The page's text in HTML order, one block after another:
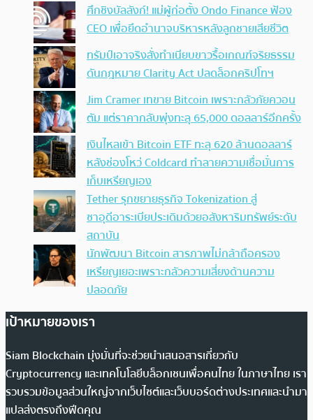
ศึกชิงบัลลังก์! แม่ผู้ก่อตั้ง Ondo Finance ฟ้อง
CEO เพื่อยึดอำนาจบริหารหลังลูกชายเสียชีวิต
ทรัมป์เอาจริง สั่งทำเนียบขาวรื้อเกณฑ์จริยธรรม
ดันกฎหมาย Clarity Act ปลดล็อกคริปโทฯ
Jim Cramer เทขาย Bitcoin เพราะกลัวภัยควอน
ตัม แต่ราคากลับพุ่งทะลุ 65,000 ดอลลาร์อีกครั้ง
เงินไหลเข้า Bitcoin ETF ทะลุ 620 ล้านดอลลาร์
หลังช่องโหว่ Coldcard ทำลายความเชื่อมั่นการ
เก็บเหรียญเอง
Tether รุกขยายธุรกิจ Tokenization สู่
ซาอุดีอาระเบียประเดิมด้วยอสังหาริมทรัพย์ระดับ
สถาบัน
นักพัฒนา Bitcoin สารภาพไม่กล้าถือครอง
เหรียญเยอะเพราะกลัวความเสี่ยงด้านความ
ปลอดภัย
เป้าหมายของเรา
Siam Blockchain มุ่งมั่นที่จะช่วยนำเสนอสารเกี่ยวกับ
Cryptocurrency และเทคโนโลยีบล็อกเชนเพื่อคนไทย ในภาษาไทย เรา
รวบรวมข้อมูลส่วนใหญ่จากเว็บไซต์และเว็บบอร์ดต่างประเทศและนำมา
แปลส่งตรงถึงฟีดคุณ